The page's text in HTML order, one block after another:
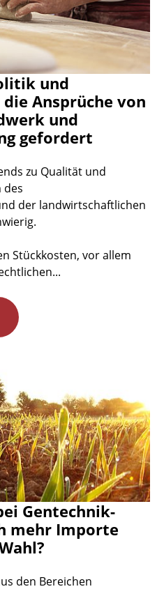
und
Ansprüche von
und
gefordert
zu Qualität und
des
der landwirtschaftlichen
Stückkosten, vor allem
Gentechnik-
mehr Importe
den Bereichen